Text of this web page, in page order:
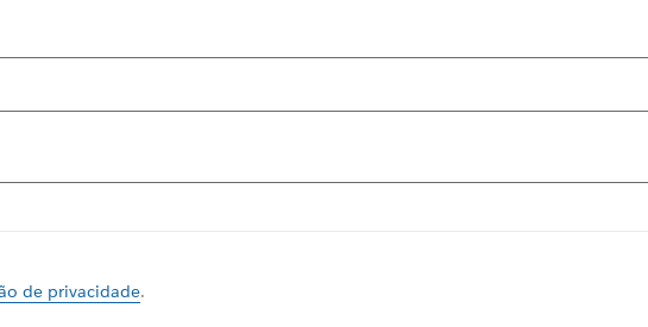
de privacidade.